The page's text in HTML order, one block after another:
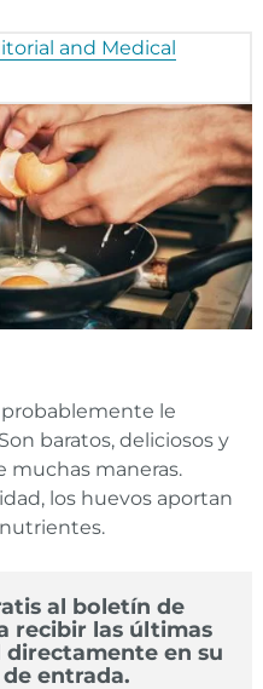
and Medical
probablemente le
baratos, deliciosos y
muchas maneras.
los huevos aportan
al boletín de
recibir las últimas
directamente en su
entrada.